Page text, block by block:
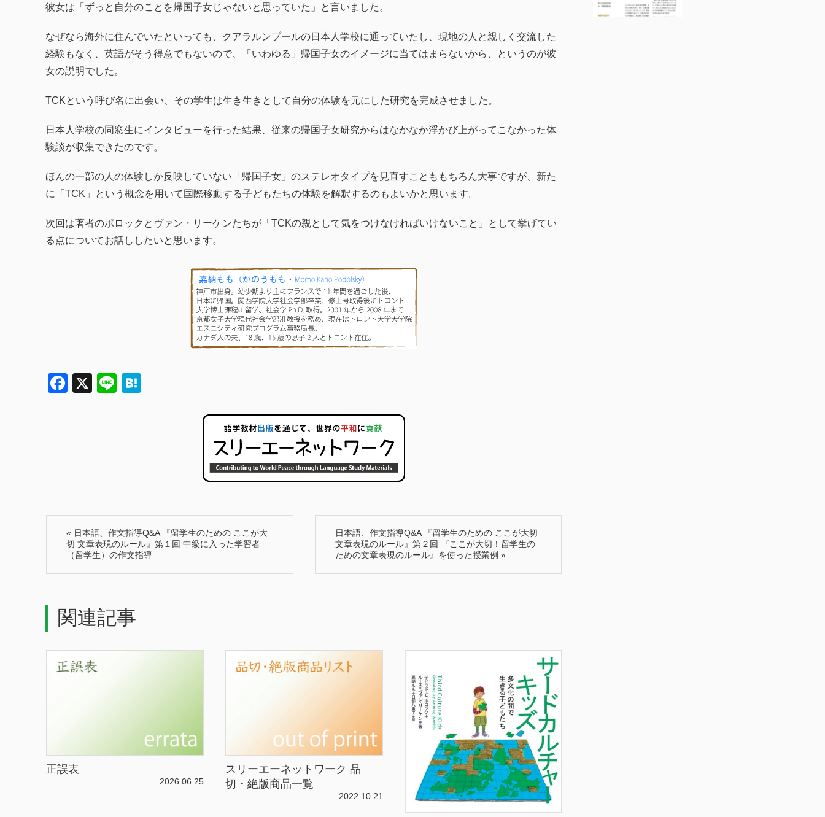
彼女は「ずっと自分のことを帰国子女じゃないと思っていた」と言いました。
なぜなら海外に住んでいたといっても、クアラルンプールの日本人学校に通っていたし、現地の人と親しく交流した
経験もなく、英語がそう得意でもないので、「いわゆる」帰国子女のイメージに当てはまらないから、というのが彼
女の説明でした。
TCKという呼び名に出会い、その学生は生き生きとして自分の体験を元にした研究を完成させました。
日本人学校の同窓生にインタビューを行った結果、従来の帰国子女研究からはなかなか浮かび上がってこなかった体
験談が収集できたのです。
ほんの一部の人の体験しか反映していない「帰国子女」のステレオタイプを見直すことももちろん大事ですが、新た
に「TCK」という概念を用いて国際移動する子どもたちの体験を解釈するのもよいかと思います。
次回は著者のポロックとヴァン・リーケンたちが「TCKの親として気をつけなければいけないこと」として挙げてい
る点についてお話ししたいと思います。
Facebook
X Line
« 日本語、作文指導Q&A 『留学生のための ここが大
切 文章表現のルール』第１回 中級に入った学習者
（留学生）の作文指導
日本語、作文指導Q&A 『留学生のための ここが大切
文章表現のルール』第２回 『ここが大切！留学生の
ための文章表現のルール』を使った授業例 »
関連記事
正誤表
2026.06.25
スリーエーネットワーク 品
切・絶版商品一覧
2022.10.21